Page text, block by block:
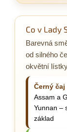
Co v Lady
Barevná
od silného
okvětní
Černý čaj
Assam a
Yunnan –
základ